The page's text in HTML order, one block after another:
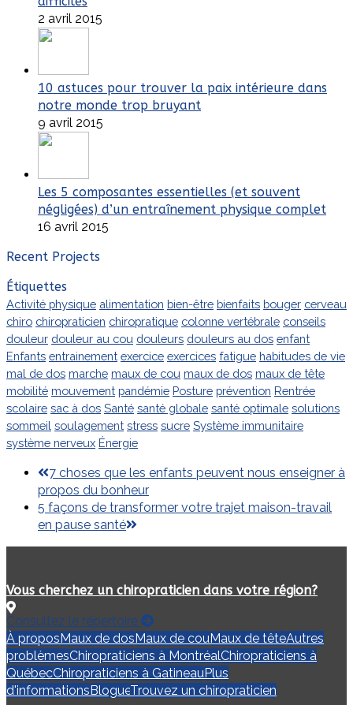
2 avril 2015
10 astuces pour trouver la paix intérieure dans
notre monde trop bruyant
9 avril 2015
Les 5 composantes essentielles (et souvent
négligées) d’un entraînement physique complet
16 avril 2015
Recent Projects
Étiquettes
Activité physique alimentation bien-être bienfaits bouger cerveau
chiro chiropraticien chiropratique colonne vertébrale conseils
douleur douleur au cou douleurs douleurs au dos enfant
Enfants entrainement exercice exercices fatigue habitudes de vie
mal de dos marche maux de cou maux de dos maux de tête
mobilité mouvement pandémie Posture prévention Rentrée
scolaire sac à dos Santé santé globale santé optimale solutions
sommeil soulagement stress sucre Système immunitaire
système nerveux Énergie
previous
post:
7 choses que les enfants peuvent nous enseigner à
propos du bonheur
next
post:
5 façons de transformer votre trajet maison-travail
en pause santé
Vous cherchez un chiropraticien dans votre région?
Consultez le répertoire
À proposMaux de dosMaux de couMaux de têteAutres
problèmesChiropraticiens à MontréalChiropraticiens à
QuébecChiropraticiens à GatineauPlus
d'informationsBlogueTrouvez un chiropraticien